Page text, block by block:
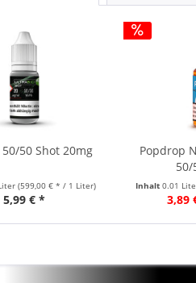
50 Shot 20mg
(599,00 € * / 1 Liter)
5,99 € *
Popdrop
50/
Inhalt 0.01
3,89